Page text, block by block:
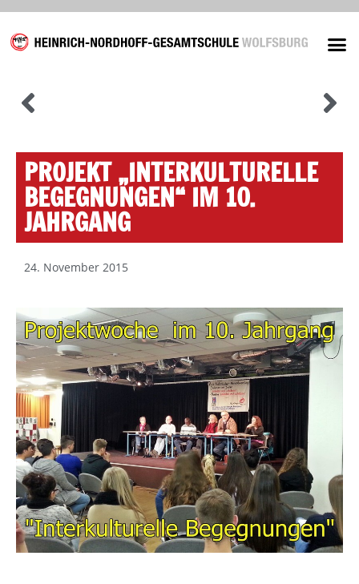
PROJEKT „INTERKULTURELLE
BEGEGNUNGEN“ IM 10.
JAHRGANG
24. November 2015